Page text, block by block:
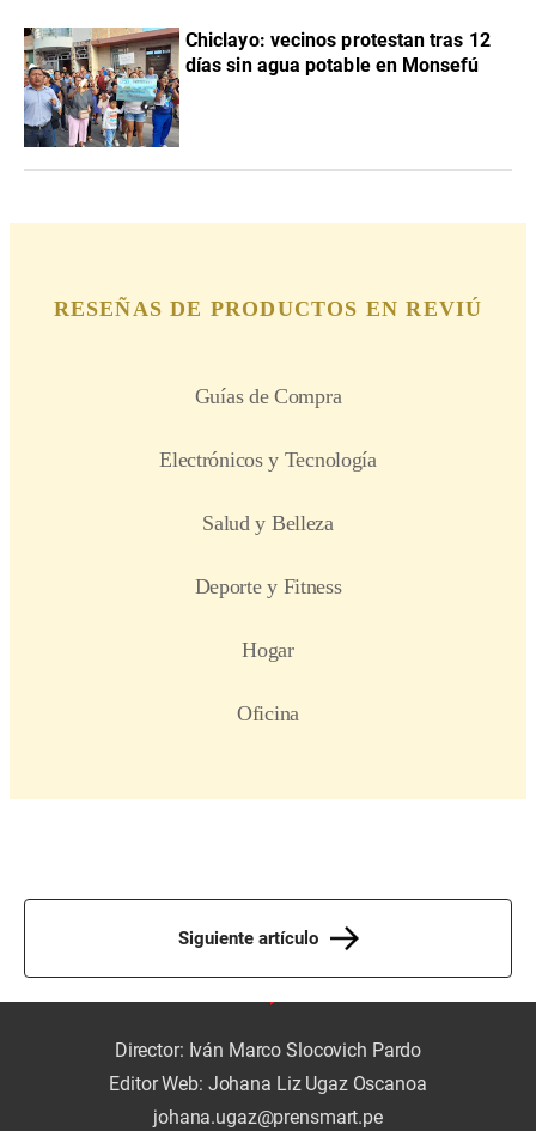
Chiclayo: vecinos protestan tras 12
días sin agua potable en Monsefú
Siguiente artículo
Director: Iván Marco Slocovich Pardo
Editor Web: Johana Liz Ugaz Oscanoa
johana.ugaz@prensmart.pe